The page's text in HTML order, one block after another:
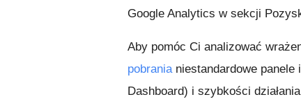
Google Analytics w sekcji
Aby pomóc Ci analizować
pobranianiestandardowe panele
Dashboard) i szybkości